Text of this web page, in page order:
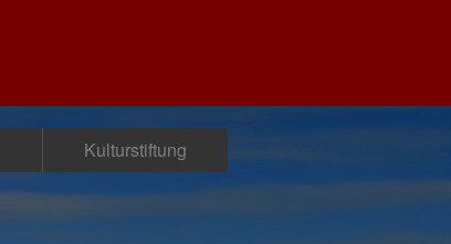
Kulturstiftung